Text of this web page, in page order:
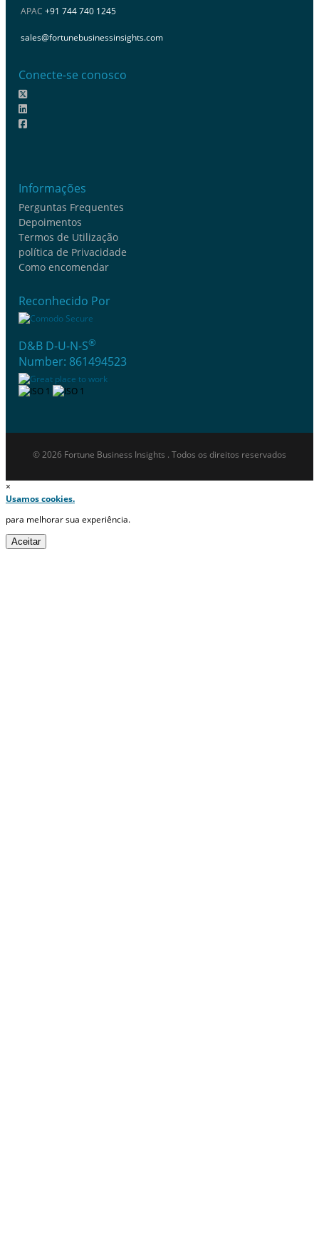
APAC +91 744 740 1245
sales@fortunebusinessinsights.com
Conecte-se conosco
Informações
Perguntas Frequentes
Depoimentos
Termos de Utilização
política de Privacidade
Como encomendar
Reconhecido Por
D&B D-U-N-S®
Number: 861494523
© 2026 Fortune Business Insights . Todos os direitos reservados
×
Usamos cookies.
para melhorar sua experiência.
Aceitar